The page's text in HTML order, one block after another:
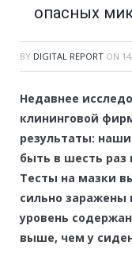
опасных
BY DIGITAL REPORT ON
Недавнее
клининговой
результаты:
быть в шесть раз
Тесты на мазки
сильно заражены
уровень
выше, чем у